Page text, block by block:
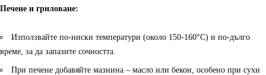
Печене и гриловане:
Използвайте по-ниски температури (около 150-160°C) и по-дълго
време, за да запазите сочността.
При печене добавяйте мазнина – масло или бекон, особено при сухи